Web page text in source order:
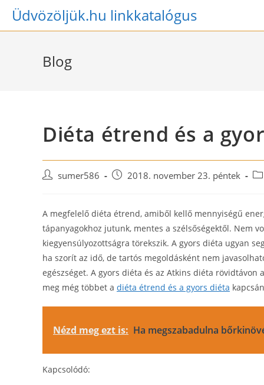
SkipÜdvözöljük.hu linkkatalógus
Blog
Diéta étrend és a
Post sumer586
Post 2018. november 23. péntek
A megfelelő diéta étrend, amiből kellő mennyiségű
tápanyagokhoz jutunk, mentes a szélsőségektől. Nem
kiegyensúlyozottságra törekszik. A gyors diéta ugyan
ha szorít az idő, de tartós megoldásként nem
egészséget. A gyors diéta és az Atkins diéta
meg még többet a diéta étrend és a gyors diéta
Nézd meg ezt is: Ha megszabadulna
Kapcsolódó: